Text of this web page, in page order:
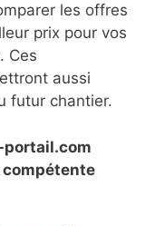
les offres
prix pour vos
Ces
aussi
futur chantier.
portail.com